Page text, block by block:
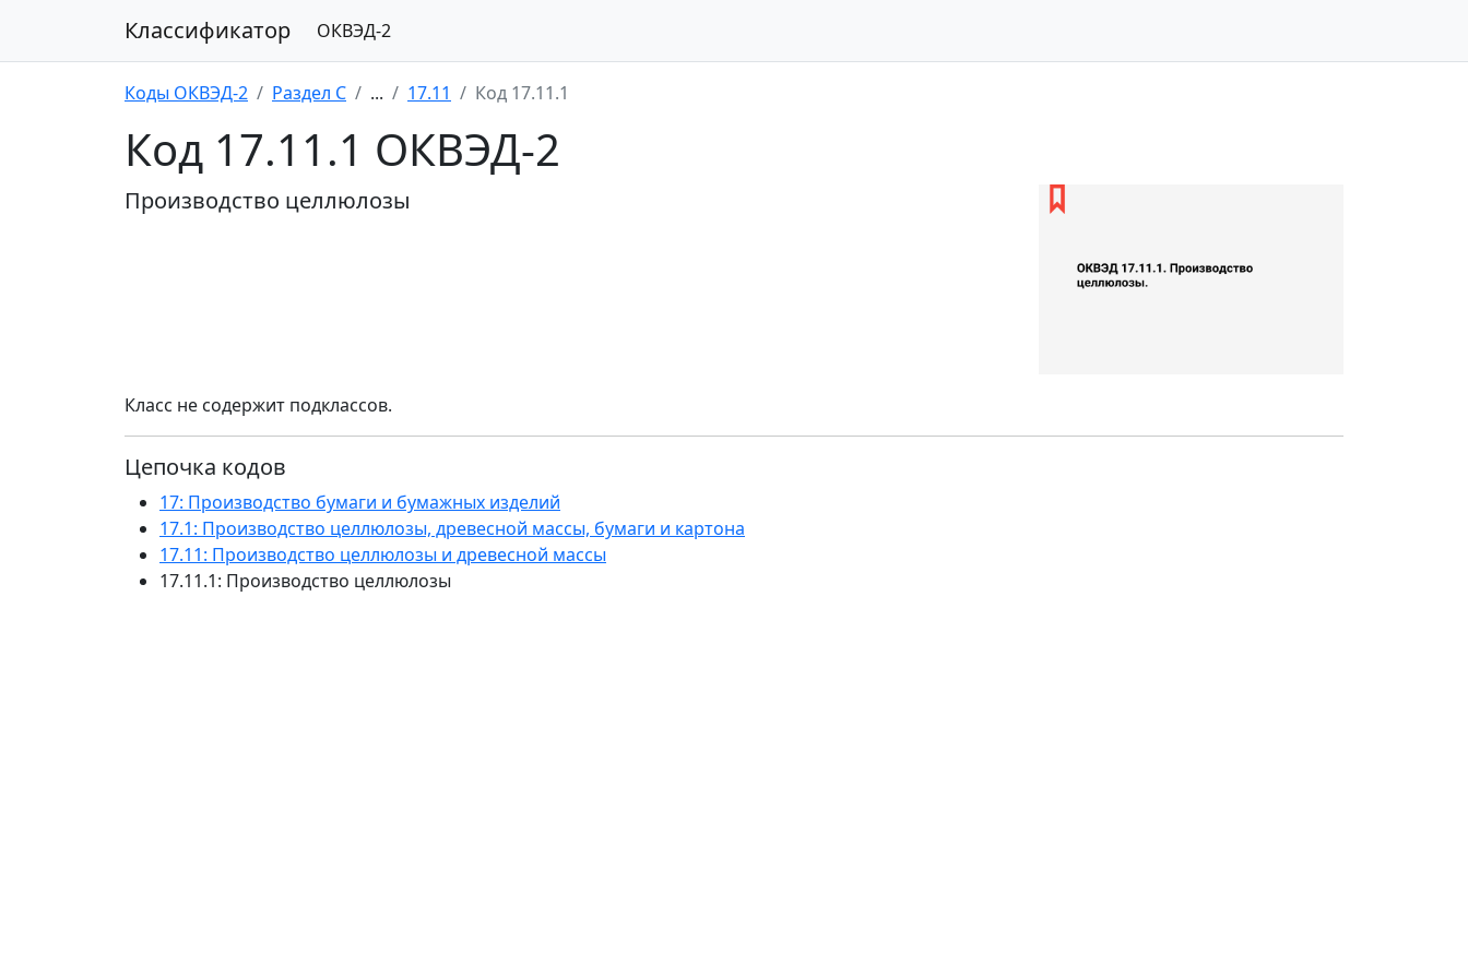
Классификатор ОКВЭД-2
Коды ОКВЭД-2 Раздел C ... 17.11 Код 17.11.1
Код 17.11.1 ОКВЭД-2
Производство целлюлозы
Класс не содержит подклассов.
Цепочка кодов
17: Производство бумаги и бумажных изделий
17.1: Производство целлюлозы, древесной массы, бумаги и картона
17.11: Производство целлюлозы и древесной массы
17.11.1: Производство целлюлозы